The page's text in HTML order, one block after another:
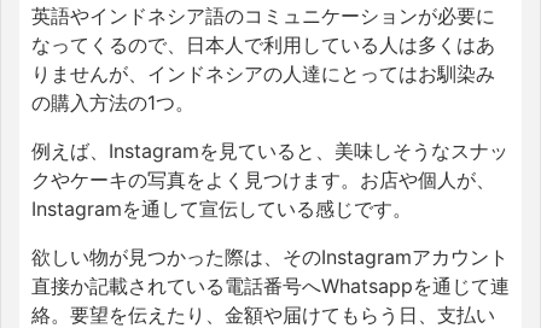
英語やインドネシア語のコミュニケーションが必要に
なってくるので、日本人で利用している人は多くはあ
りませんが、インドネシアの人達にとってはお馴染み
の購入方法の1つ。
例えば、Instagramを見ていると、美味しそうなスナッ
クやケーキの写真をよく見つけます。お店や個人が、
Instagramを通して宣伝している感じです。
欲しい物が見つかった際は、そのInstagramアカウント
直接か記載されている電話番号へWhatsappを通じて連
絡。要望を伝えたり、金額や届けてもらう日、支払い